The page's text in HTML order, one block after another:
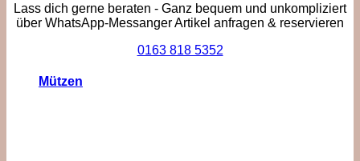
Mützen
Lass dich gerne beraten - Ganz bequem und unkompliziert
über WhatsApp-Messanger Artikel anfragen & reservieren
0163 818 5352